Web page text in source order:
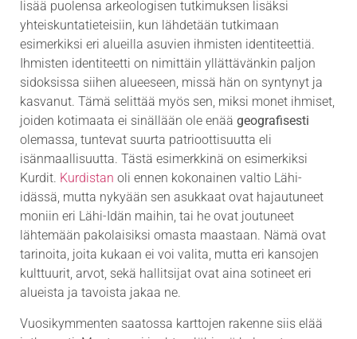
lisää puolensa arkeologisen tutkimuksen lisäksi
yhteiskuntatieteisiin, kun lähdetään tutkimaan
esimerkiksi eri alueilla asuvien ihmisten identiteettiä.
Ihmisten identiteetti on nimittäin yllättävänkin paljon
sidoksissa siihen alueeseen, missä hän on syntynyt ja
kasvanut. Tämä selittää myös sen, miksi monet ihmiset,
joiden kotimaata ei sinällään ole enää geografisesti
olemassa, tuntevat suurta patrioottisuutta eli
isänmaallisuutta. Tästä esimerkkinä on esimerkiksi
Kurdit. Kurdistan oli ennen kokonainen valtio Lähi-
idässä, mutta nykyään sen asukkaat ovat hajautuneet
moniin eri Lähi-Idän maihin, tai he ovat joutuneet
lähtemään pakolaisiksi omasta maastaan. Nämä ovat
tarinoita, joita kukaan ei voi valita, mutta eri kansojen
kulttuurit, arvot, sekä hallitsijat ovat aina sotineet eri
alueista ja tavoista jakaa ne.
Vuosikymmenten saatossa karttojen rakenne siis elää